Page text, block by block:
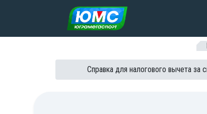
Перейти к содержанию
Справка для налогового вычета за